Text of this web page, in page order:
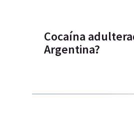
Cocaína
Argentina?